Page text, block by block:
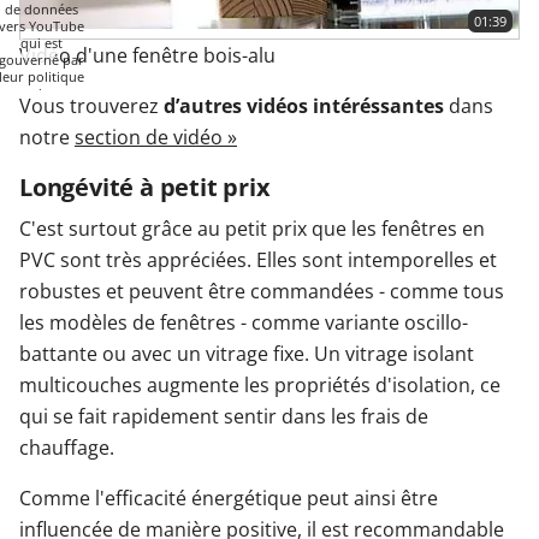
de données
YouTube
qui est
par
politique
de
LA VIDÉO
01:39
Vidéo d'une fenêtre bois-alu
Vous trouverez d’autres vidéos intéréssantes dans
notresection de vidéo »
Longévité à petit prix
C'est surtout grâce au petit prix que les fenêtres en
PVC sont très appréciées. Elles sont intemporelles et
robustes et peuvent être commandées - comme tous
les modèles de fenêtres - comme variante oscillo-
battante ou avec un vitrage fixe. Un vitrage isolant
multicouches augmente les propriétés d'isolation, ce
qui se fait rapidement sentir dans les frais de
chauffage.
Comme l'efficacité énergétique peut ainsi être
influencée de manière positive, il est recommandable